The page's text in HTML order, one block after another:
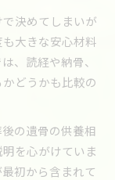
決めてしまいが
大きな安心材料
、読経や納骨、
どうかも比較の
の遺骨の供養相
を心がけていま
初から含まれて